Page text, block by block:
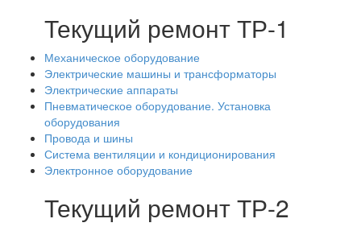
Текущий ремонт ТР-1
Механическое оборудование
Электрические машины и трансформаторы
Электрические аппараты
Пневматическое оборудование. Установка
оборудования
Провода и шины
Система вентиляции и кондиционирования
Электронное оборудование
Текущий ремонт ТР-2